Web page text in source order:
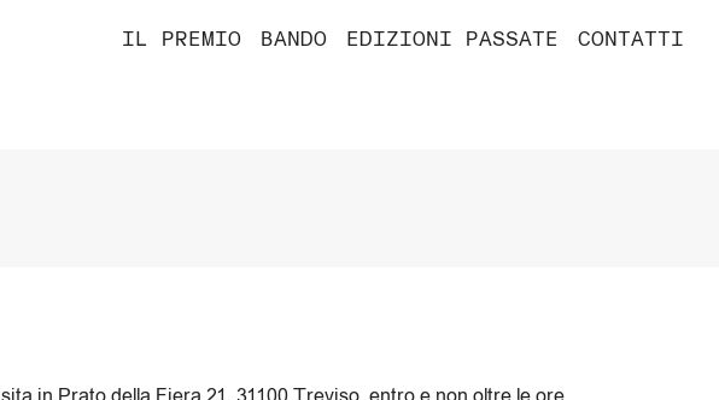
IL PREMIO BANDO EDIZIONI PASSATE CONTATTI
sita in Prato della Fiera 21, 31100 Treviso, entro e non oltre le ore